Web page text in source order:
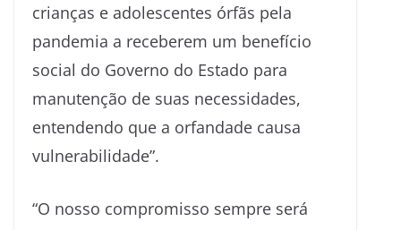
crianças e adolescentes órfãs pela
pandemia a receberem um benefício
social do Governo do Estado para
manutenção de suas necessidades,
entendendo que a orfandade causa
vulnerabilidade”.
“O nosso compromisso sempre será